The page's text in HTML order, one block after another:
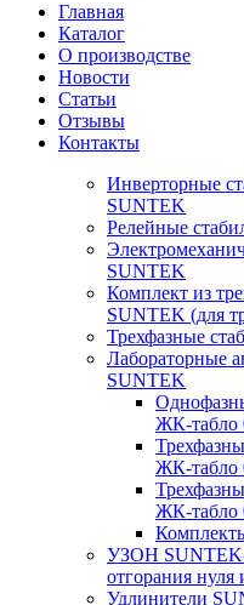
Главная
Каталог
О производстве
Новости
Статьи
Отзывы
Контакты
Инверторные
SUNTEK
Релейные
SUNTEK
Комплект из
SUNTEK (для
Трехфазные
Лабораторные
SUNTEK
ЖК-табло
ЖК-табло
ЖК-табло
УЗОН SUNTEK-
отгорания
Удлинители